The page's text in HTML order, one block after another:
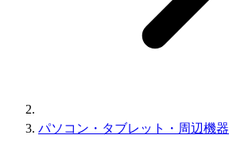
パソコン・タブレット・周辺機器